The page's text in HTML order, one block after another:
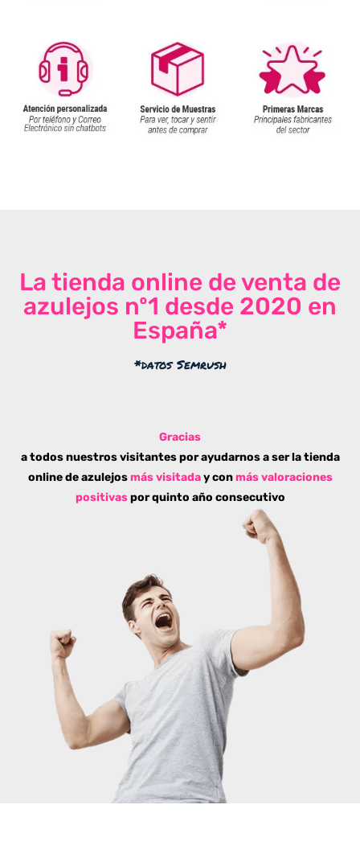
La tienda online de venta de
azulejos nº1 desde 2020 en
España*
*datos Semrush
Gracias
a todos nuestros visitantes por ayudarnos a ser la tienda
online de azulejos más visitaday conmás valoraciones
positivaspor quinto año consecutivo